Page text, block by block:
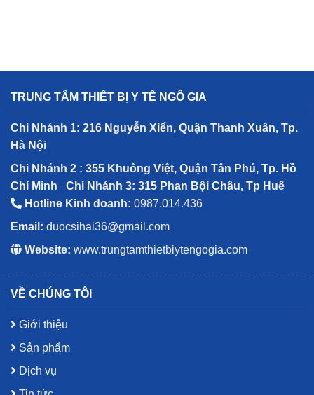
TRUNG TÂM THIẾT BỊ Y TẾ NGÔ GIA
Chi Nhánh 1: 216 Nguyễn Xiển, Quận Thanh Xuân, Tp.
Hà Nội
Chi Nhánh 2 : 355 Khuông Việt, Quận Tân Phú, Tp. Hồ
Chí Minh
Chi Nhánh 3: 315 Phan Bội Châu, Tp Huế
Hotline Kinh doanh: 0987.014.436
Email: duocsihai36@gmail.com
Website: www.trungtamthietbiytengogia.com
VỀ CHÚNG TÔI
Giới thiệu
Sản phẩm
Dịch vụ